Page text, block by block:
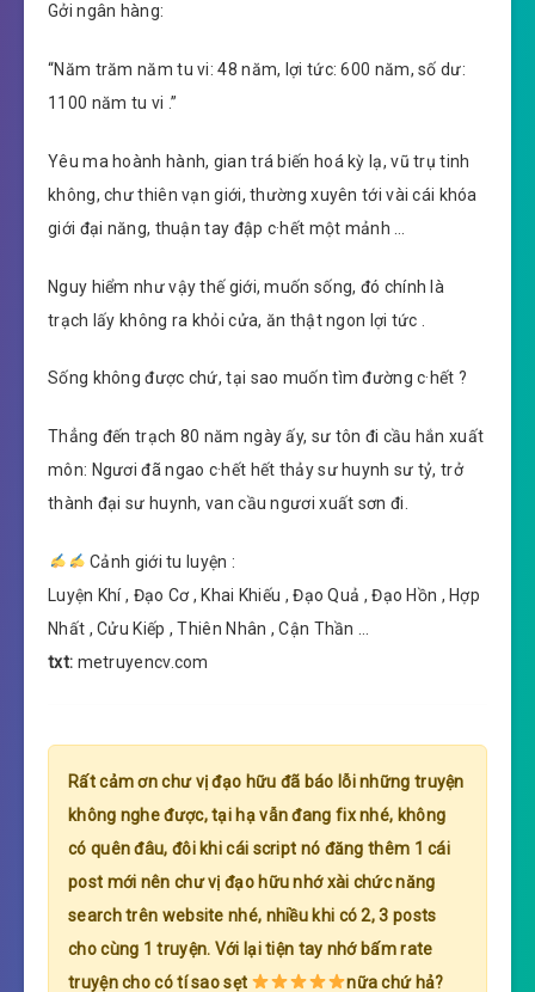
Gởi ngân hàng:
“Năm trăm năm tu vi: 48 năm, lợi tức: 600 năm, số dư:
1100 năm tu vi .”
Yêu ma hoành hành, gian trá biến hoá kỳ lạ, vũ trụ tinh
không, chư thiên vạn giới, thường xuyên tới vài cái khóa
giới đại năng, thuận tay đập c·hết một mảnh …
Nguy hiểm như vậy thế giới, muốn sống, đó chính là
trạch lấy không ra khỏi cửa, ăn thật ngon lợi tức .
Sống không được chứ, tại sao muốn tìm đường c·hết ?
Thẳng đến trạch 80 năm ngày ấy, sư tôn đi cầu hắn xuất
môn: Ngươi đã ngao c·hết hết thảy sư huynh sư tỷ, trở
thành đại sư huynh, van cầu ngươi xuất sơn đi.
Cảnh giới tu luyện :
Luyện Khí , Đạo Cơ , Khai Khiếu , Đạo Quả , Đạo Hồn , Hợp
Nhất , Cửu Kiếp , Thiên Nhân , Cận Thần …
txt: metruyencv.com
Rất cảm ơn chư vị đạo hữu đã báo lỗi những truyện
không nghe được, tại hạ vẫn đang fix nhé, không
có quên đâu, đôi khi cái script nó đăng thêm 1 cái
post mới nên chư vị đạo hữu nhớ xài chức năng
search trên website nhé, nhiều khi có 2, 3 posts
cho cùng 1 truyện. Với lại tiện tay nhớ bấm rate
truyện cho có tí sao sẹt
nữa chứ hả?